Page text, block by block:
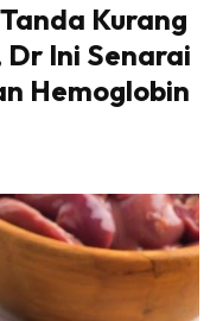
Kurang
Ini Senarai
Hemoglobin